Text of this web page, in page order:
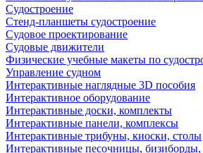
Судостроение
Стенд-планшеты судостроение
Судовое проектирование
Судовые движители
Физические учебные макеты по
Управление судном
Интерактивные наглядные 3D пособия
Интерактивное оборудование
Интерактивные доски, комплекты
Интерактивные панели, комплексы
Интерактивные трибуны, киоски, столы
Интерактивные песочницы,